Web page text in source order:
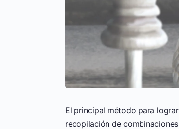
El principal método para
recopilación de